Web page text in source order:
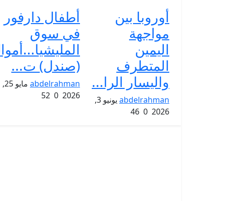
أوروبا بين
مواجهة
اليمين
المتطرف
واليسار الرا...
abdelrahman
يونيو 3,
2026
أطفال دارفور
في سوق
(صندل) ت...
abdelrahman
مايو 25,
2026